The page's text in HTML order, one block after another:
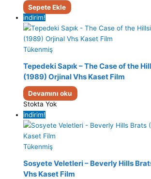
Sepete Ekle
indirim!
Tükenmiş
Tepedeki Sapık – The Case of the
(1989) Orjinal Vhs Kaset Film
Devamını oku
Stokta Yok
indirim!
Tükenmiş
Sosyete Veletleri – Beverly Hills
Vhs Kaset Film